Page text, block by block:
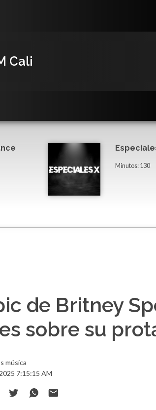
Cali
Minutos: 130
de Britney
sobre su
música
7:15:15 AM